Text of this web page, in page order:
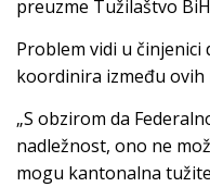
preuzme Tužilaštvo
Problem vidi u
koordinira između ovih
„S obzirom da
nadležnost, ono ne
mogu kantonalna